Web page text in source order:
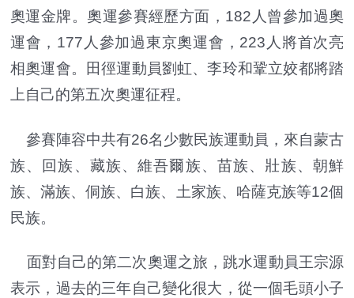
奧運金牌。奧運參賽經歷方面，182人曾參加過奧
運會，177人參加過東京奧運會，223人將首次亮
相奧運會。田徑運動員劉虹、李玲和鞏立姣都將踏
上自己的第五次奧運征程。
參賽陣容中共有26名少數民族運動員，來自蒙古
族、回族、藏族、維吾爾族、苗族、壯族、朝鮮
族、滿族、侗族、白族、土家族、哈薩克族等12個
民族。
面對自己的第二次奧運之旅，跳水運動員王宗源
表示，過去的三年自己變化很大，從一個毛頭小子